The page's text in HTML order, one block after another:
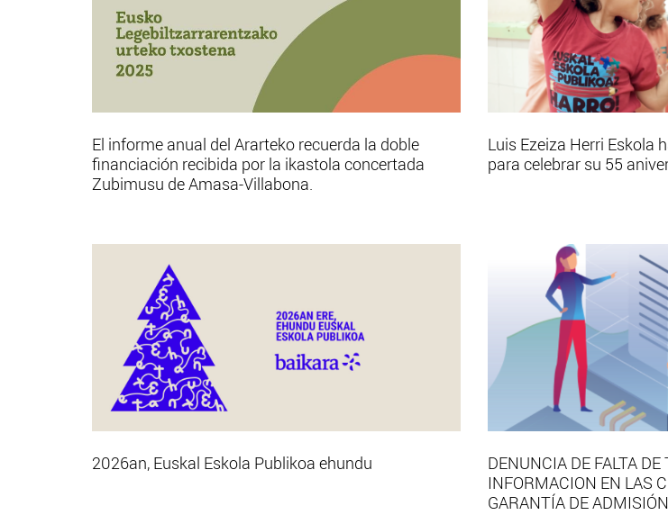
El informe anual del Ararteko recuerda la doble
financiación recibida por la ikastola concertada
Zubimusu de Amasa-Villabona.
Luis Ezeiza Herri Eskola
para celebrar su 55
2026an, Euskal Eskola Publikoa ehundu
DENUNCIA DE FALTA
INFORMACION EN LAS
GARANTÍA DE ADMISIÓN